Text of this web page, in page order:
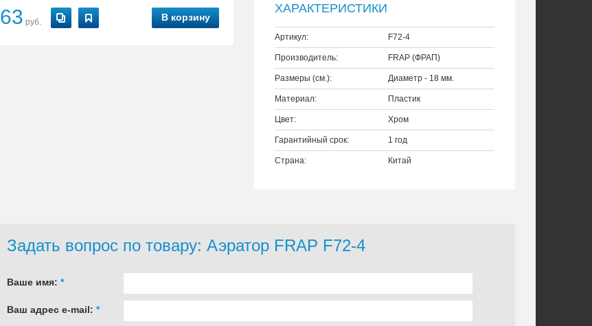
63 руб. В корзину
ХАРАКТЕРИСТИКИ
Артикул: F72-4
Производитель: FRAP (ФРАП)
Размеры (см.): Диаметр - 18 мм.
Материал: Пластик
Цвет: Хром
Гарантийный срок: 1 год
Страна: Китай
Задать вопрос по товару: Аэратор FRAP F72-4
Ваше имя: *
Ваш адрес e-mail: *